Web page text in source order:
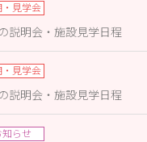
・見学会
説明会・施設見学日程
・見学会
説明会・施設見学日程
知らせ